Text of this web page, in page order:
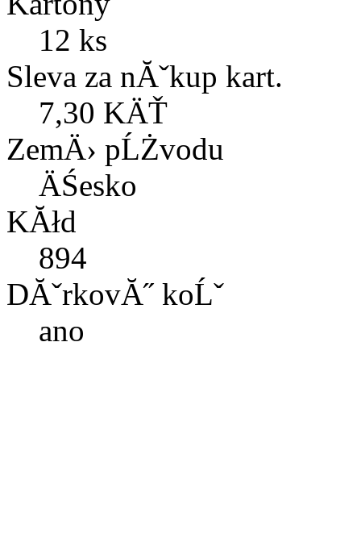
12 ks
Sleva za nĂˇkup kart.
7,30 KÄŤ
ZemÄ› pĹŻvodu
ÄŚesko
KĂłd
894
DĂˇrkovĂ˝ koĹˇ
ano